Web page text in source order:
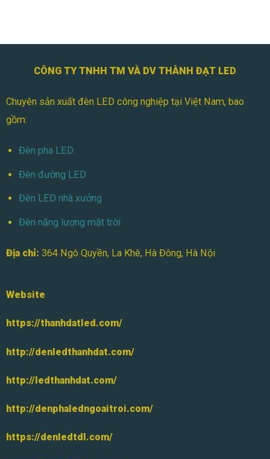
Có
Không?
CÔNG TY TNHH TM VÀ DV THÀNH ĐẠT LED
Chuyên sản xuất đèn LED công nghiệp tại Việt Nam, bao
gồm:
Đèn pha LED
Đèn đường LED
Đèn LED nhà xưởng
Đèn năng lượng mặt trời
Địa chỉ: 364 Ngô Quyền, La Khê, Hà Đông, Hà Nội
Website
https://thanhdatled.com/
http://denledthanhdat.com/
http://ledthanhdat.com/
http://denphaledngoaitroi.com/
https://denledtdl.com/